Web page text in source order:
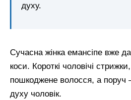
духу.
Сучасна жінка емансіпе вже
коси. Короткі чоловічі
пошкоджене волосся, а
духу чоловік.